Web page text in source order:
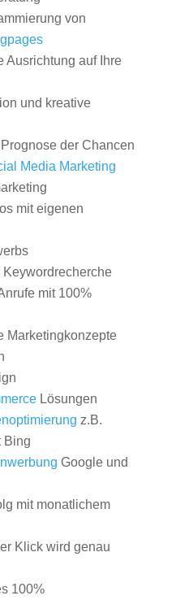
von
Ausrichtung auf Ihre
und kreative
der Chancen
Media Marketing
mit eigenen
mit 100%
Marketingkonzepte
Lösungen
z.B.
Bing
Google und
mit monatlichem
Klick wird genau
100%